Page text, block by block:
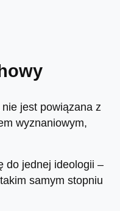
jest powiązana z
wyznaniowym,
do jednej ideologii –
samym stopniu